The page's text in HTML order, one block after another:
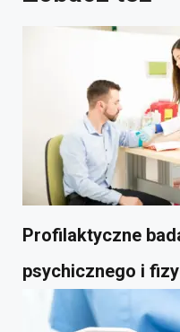
Profilaktyczne
psychicznego i